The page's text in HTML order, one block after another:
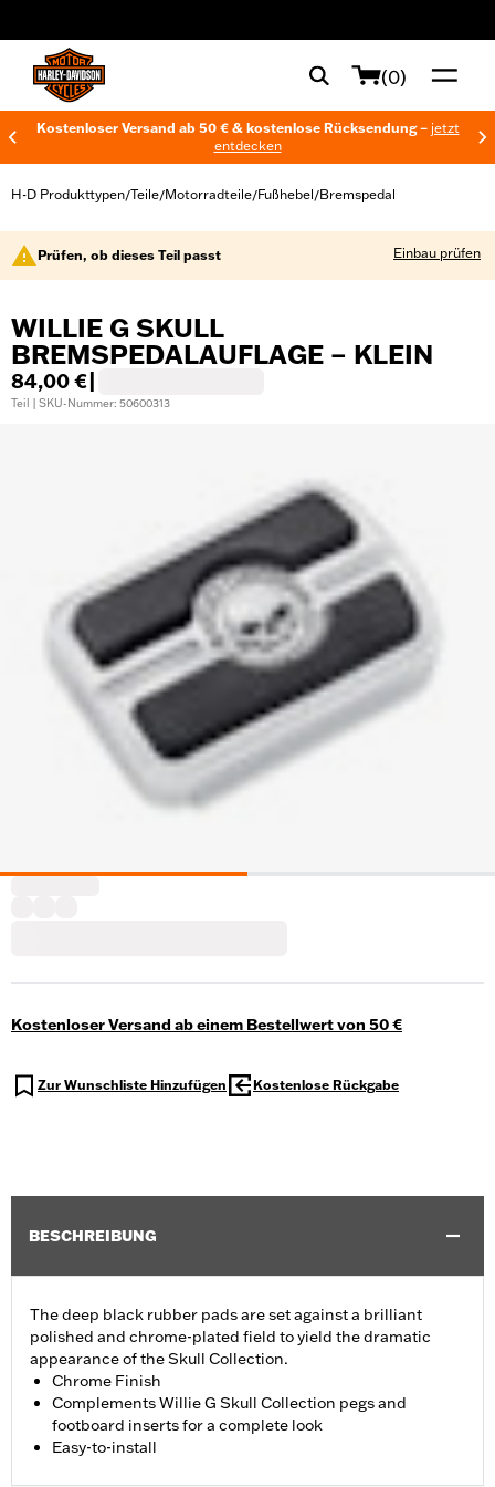
(0)
Kostenloser Versand ab 50 € & kostenlose Rücksendung – jetzt
entdecken
H-D Produkttypen/Teile/Motorradteile/Fußhebel/Bremspedal
Prüfen, ob dieses Teil passt Einbau prüfen
WILLIE G SKULL
BREMSPEDALAUFLAGE – KLEIN
84,00 €
Teil | SKU-Nummer: 50600313
Kostenloser Versand ab einem Bestellwert von 50 €
Zur Wunschliste Hinzufügen Kostenlose Rückgabe
BESCHREIBUNG
The deep black rubber pads are set against a brilliant
polished and chrome-plated field to yield the dramatic
appearance of the Skull Collection.
Chrome Finish
Complements Willie G Skull Collection pegs and
footboard inserts for a complete look
Easy-to-install